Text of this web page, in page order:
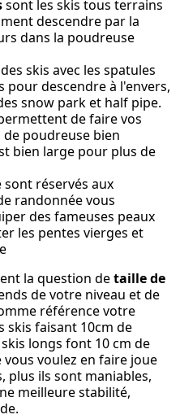
sont les skis tous terrains
descendre par la
dans la poudreuse
skis avec les spatules
pour descendre à l'envers,
snow park et half pipe.
de faire vos
poudreuse bien
bien large pour plus de
sont réservés aux
randonnée vous
des fameuses peaux
les pentes vierges et
la question detaille de
de votre niveau et de
référence votre
skis faisant 10cm de
longs font 10 cm de
voulez en faire joue
plus ils sont maniables,
meilleure stabilité,